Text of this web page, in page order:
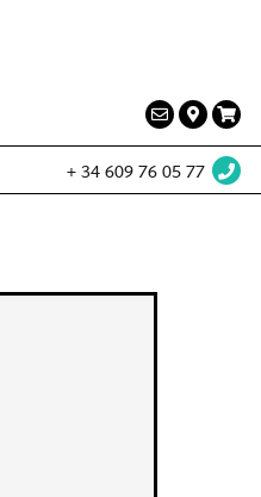
+ 34 609 76 05 77